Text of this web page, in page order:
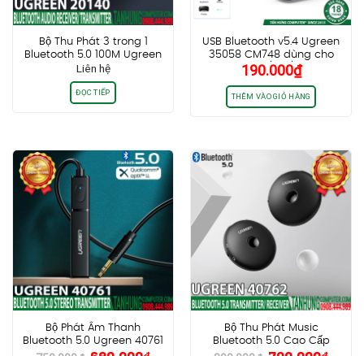
Bộ Thu Phát 3 trong 1
Bluetooth 5.0 100M Ugreen
20140, Có APTX Chính hãng
cao cấp
Liên hệ
ĐỌC TIẾP
USB Bluetooth v5.4 Ugreen
35058 CM748 dùng cho
Windows 8.1 / 10 / 11, kết nối
cùng lúc 5 thiết bị
190.000₫
THÊM VÀO GIỎ HÀNG
Bộ Phát Âm Thanh
Bluetooth 5.0 Ugreen 40761
Bộ Thu Phát Music
Bluetooth 5.0 Cao Cấp